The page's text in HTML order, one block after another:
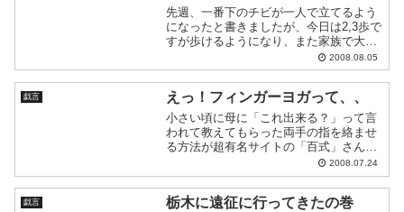
先週、一番下のチビが一人で立てるよう
になったと書きましたが、今日は2,3歩で
すが歩けるようになり、また家族で大騒
ぎしていました。上の子の成長を何度も
見てきましたが、やっぱり感動しちゃい
ますね。よ～し、ご褒美に新しい靴買っ
てあげちゃうぞ～♪ ...
2008.08.05
戯言 えっ！フィンガーヨガって、、
小さい頃に母に「これ出来る？」って言
われて教えてもらった両手の指を絡ませ
る方法が超有名サイトの「百式」さんで
「指だけでできるヨガ『Finger Yoga』」
として紹介されていて、かなりびびった
ので何となく紹介します。リンク先が英
語なのですが...
2008.07.24
戯言 栃木に遠征に行ってきたの巻